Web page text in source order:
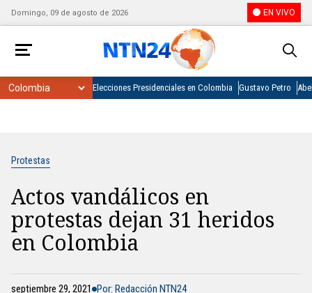
Domingo, 09 de agosto de 2026 EN VIVO
Elecciones Presidenciales en Colombia Gustavo Petro
Protestas
Actos vandálicos en
protestas dejan 31 heridos
en Colombia
septiembre 29, 2021 Por: Redacción NTN24